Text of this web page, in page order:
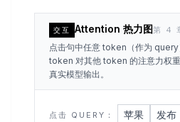
交互 Attention 热力图第 4
点击句中任意 token（作为
token 对其他 token 的注意力权
真实模型输出。
点击 QUERY： 苹果 发布